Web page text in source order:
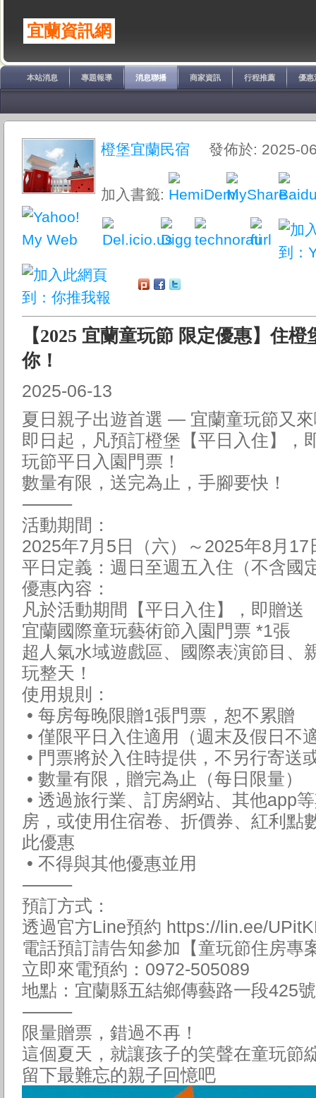
宜蘭資訊網
本站消息 專題報導 消息聯播 商家資訊 行程推薦 優惠
橙堡宜蘭民宿 發佈於: 2025-
加入書籤:
【2025 宜蘭童玩節 限定優惠】住
你！
2025-06-13
夏日親子出遊首選 — 宜蘭童玩節又
即日起，凡預訂橙堡【平日入住】，
玩節平日入園門票！
數量有限，送完為止，手腳要快！
⸻
活動期間：
2025年7月5日（六）～2025年8月17
平日定義：週日至週五入住（不含國
優惠內容：
凡於活動期間【平日入住】，即贈送
宜蘭國際童玩藝術節入園門票 *1張
超人氣水域遊戲區、國際表演節目、
玩整天！
使用規則：
• 每房每晚限贈1張門票，恕不累贈
• 僅限平日入住適用（週末及假日不
• 門票將於入住時提供，不另行寄送
• 數量有限，贈完為止（每日限量）
• 透過旅行業、訂房網站、其他app
房，或使用住宿卷、折價券、紅利點
此優惠
• 不得與其他優惠並用
⸻
預訂方式：
透過官方Line預約 https://lin.ee/
電話預訂請告知參加【童玩節住房專
立即來電預約：0972-505089
地點：宜蘭縣五結鄉傳藝路一段425號
⸻
限量贈票，錯過不再！
這個夏天，就讓孩子的笑聲在童玩節
留下最難忘的親子回憶吧